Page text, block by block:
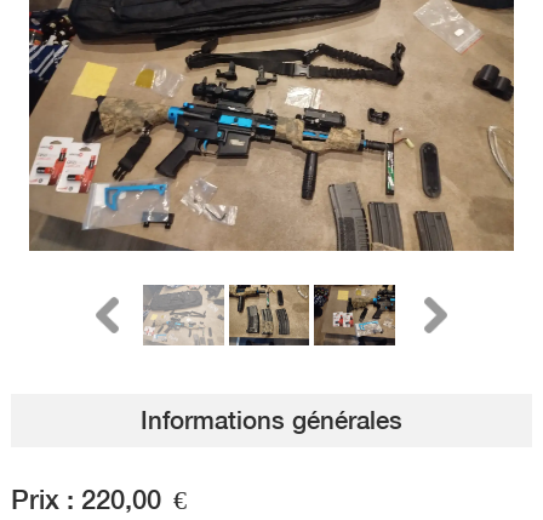
Informations générales
Prix : 220,00 €